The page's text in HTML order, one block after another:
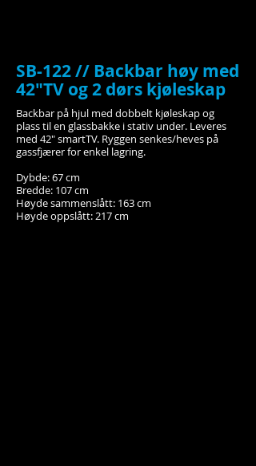
SB-122 // Backbar høy med
42"TV og 2 dørs kjøleskap
Backbar på hjul med dobbelt kjøleskap og
plass til en glassbakke i stativ under. Leveres
med 42" smartTV. Ryggen senkes/heves på
gassfjærer for enkel lagring.
Dybde: 67 cm
Bredde: 107 cm
Høyde sammenslått: 163 cm
Høyde oppslått: 217 cm